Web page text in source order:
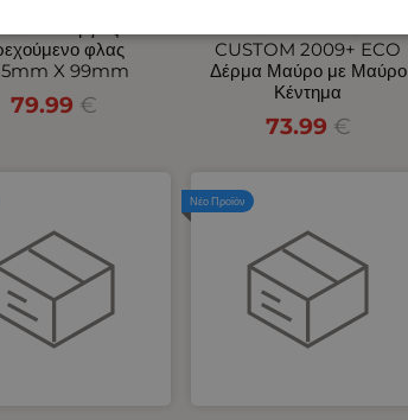
φλας
X 99mm
79.99 €
CUSTOM 2009+ ECO
Δέρμα Μαύρο με Μαύρο
Κέντημα
73.99 €
Νέο Προϊόν